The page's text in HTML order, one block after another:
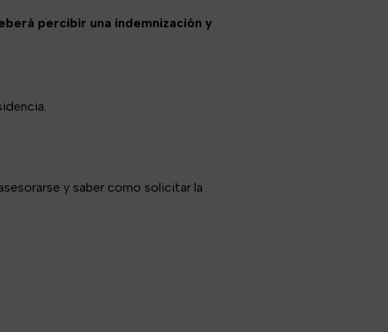
percibir una indemnización y
y saber como solicitar la